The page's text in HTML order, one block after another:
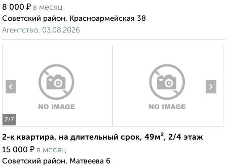
8 000 ₽ в месяц
Советский район, Красноармейская 38
Агентство, 03.08.2026
2/7
‹ ›
2-к квартира, на длительный срок, 49м², 2/4 этаж
15 000 ₽ в месяц
Советский район, Матвеева 6